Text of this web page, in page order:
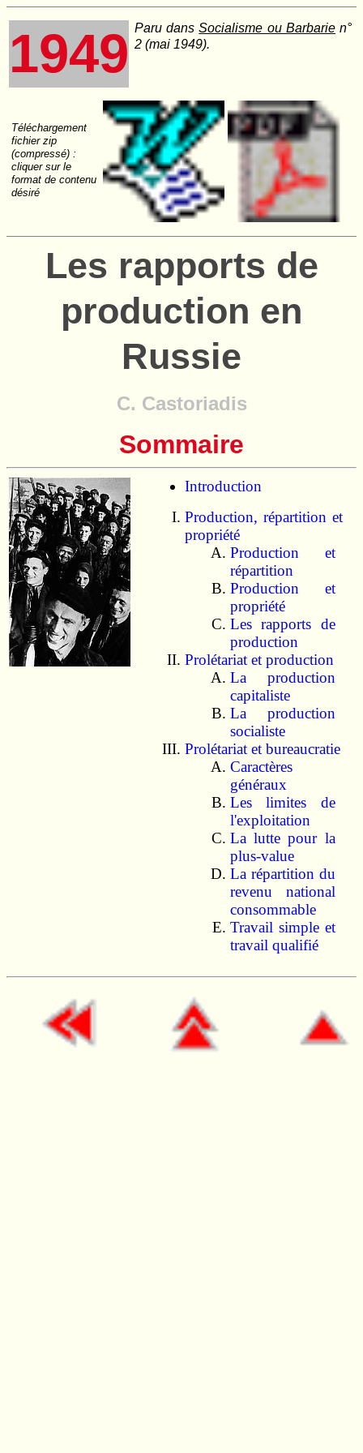
1949 Paru dansSocialisme ou Barbarien°
2 (mai 1949).
Téléchargement
fichier zip
(compressé) :
cliquer sur le
format de contenu
désiré
Les rapports de
production en
Russie
C. Castoriadis
Sommaire
Introduction
Production, répartition et
propriété
Production et
répartition
Production et
propriété
Les rapports de
production
Prolétariat et production
La production
capitaliste
La production
socialiste
Prolétariat et bureaucratie
Caractères
généraux
Les limites de
l'exploitation
La lutte pour la
plus-value
La répartition du
revenu national
consommable
Travail simple et
travail qualifié